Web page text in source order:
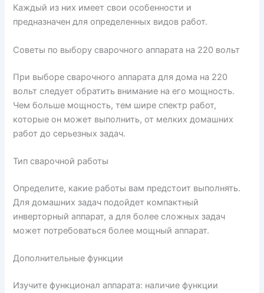
Каждый из них имеет свои особенности и
предназначен для определенных видов работ.
Советы по выбору сварочного аппарата на 220 вольт
При выборе сварочного аппарата для дома на 220
вольт следует обратить внимание на его мощность.
Чем больше мощность, тем шире спектр работ,
которые он может выполнить, от мелких домашних
работ до серьезных задач.
Тип сварочной работы
Определите, какие работы вам предстоит выполнять.
Для домашних задач подойдет компактный
инверторный аппарат, а для более сложных задач
может потребоваться более мощный аппарат.
Дополнительные функции
Изучите функционал аппарата: наличие функции